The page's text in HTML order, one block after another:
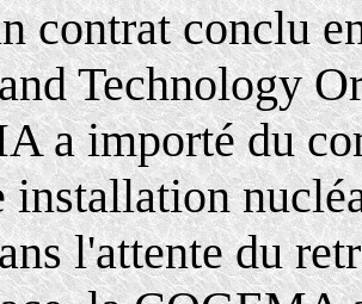
contrat conclu
Technology
a importé du
installation
l'attente du